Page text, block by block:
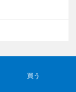
買う